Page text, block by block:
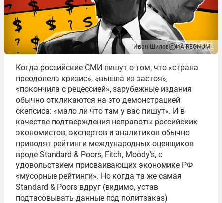
Иван Шилов ИА REGNUM
Когда российские СМИ пишут о том, что «страна
преодолела кризис», «вышла из застоя»,
«покончила с рецессией», зарубежные издания
обычно откликаются на это демонстрацией
скепсиса: «мало ли что там у вас пишут». И в
качестве подтверждения неправоты российских
экономистов, экспертов и аналитиков обычно
приводят рейтинги международных оценщиков
вроде Standard & Poors, Fitch, Moody’s, с
удовольствием присваивающих экономике РФ
«мусорные рейтинги». Но когда та же самая
Standard & Poors вдруг (видимо, устав
подтасовывать данные под политзаказ)